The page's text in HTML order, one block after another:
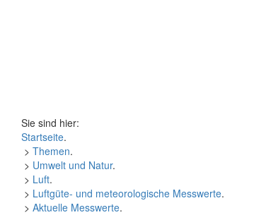
Sie sind hier:
Startseite.
> Themen.
> Umwelt und Natur.
> Luft.
> Luftgüte- und meteorologische Messwerte.
> Aktuelle Messwerte.